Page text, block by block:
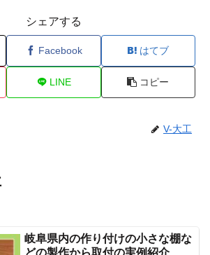
シェアする
Facebook はてブ
LINE コピー
V-大工
岐阜県内の作り付けの小さな棚な
どの製作から取付の実例紹介